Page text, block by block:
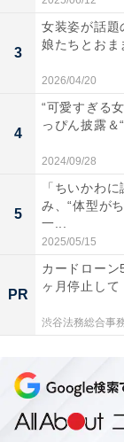
3
女装姿が話題
娘たちとおま
2026/04/20
4
“可愛すぎる
っぴん披露＆
2024/09/28
5
「ちいかわ
み、“体型が
一...
2025/05/15
PR
カードロー
ヶ月停止し
渋谷法務総合事